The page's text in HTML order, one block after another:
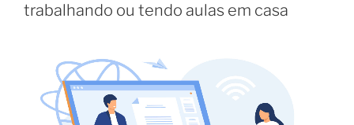
trabalhando ou tendo aulas em casa